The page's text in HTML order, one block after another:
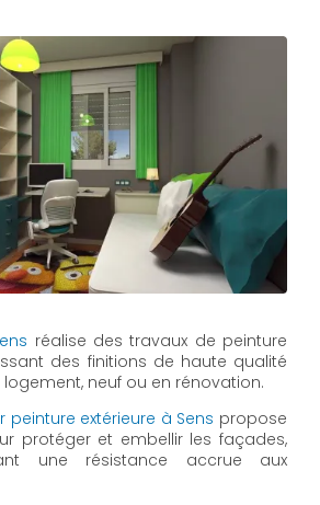
réalise des travaux de peinture
des finitions de haute qualité
neuf ou en rénovation.
peinture extérieure à Sens propose
protéger et embellir les façades,
une résistance accrue aux